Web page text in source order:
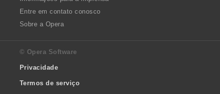
Entre em contato conosco
Sobre a Opera
© Opera Software
Privacidade
Termos de serviço